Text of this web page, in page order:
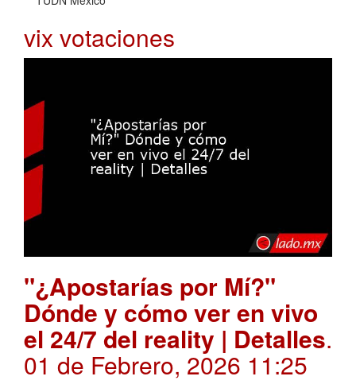
vix votaciones
"¿Apostarías por Mí?"
Dónde y cómo ver en vivo
el 24/7 del reality | Detalles.
01 de Febrero, 2026 11:25